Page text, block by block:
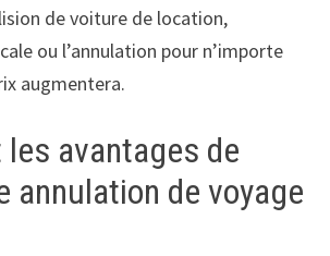
de voiture de location,
ou l’annulation pour n’importe
augmentera.
avantages de
annulation de voyage